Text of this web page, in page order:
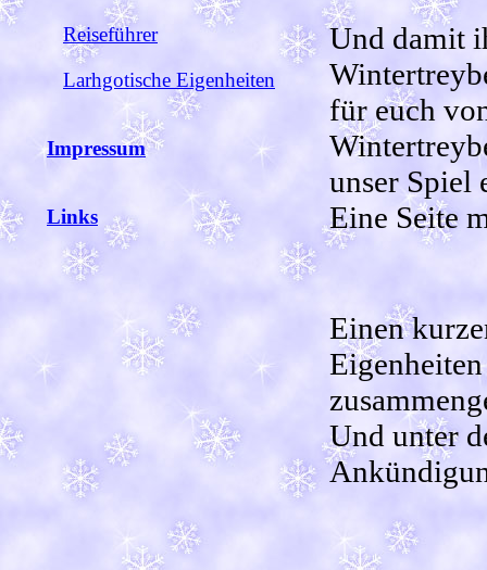
Reiseführer
Larhgotische Eigenheiten
Impressum
Links
Und damit
für euch
unser Spiel
Eine Seite
Einen
Und unter